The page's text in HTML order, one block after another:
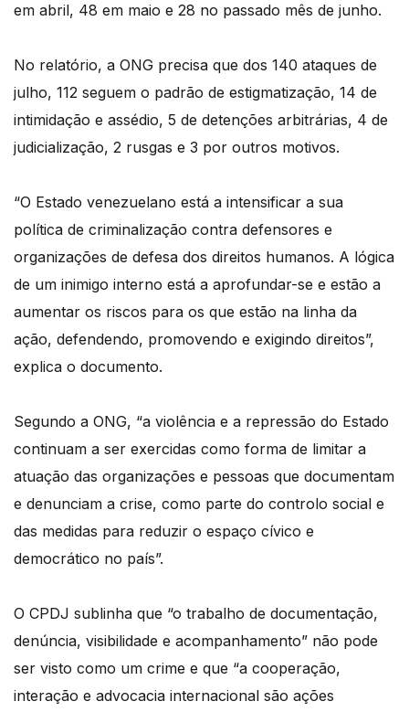
em abril, 48 em maio e 28 no passado mês de junho.
No relatório, a ONG precisa que dos 140 ataques de
julho, 112 seguem o padrão de estigmatização, 14 de
intimidação e assédio, 5 de detenções arbitrárias, 4 de
judicialização, 2 rusgas e 3 por outros motivos.
“O Estado venezuelano está a intensificar a sua
política de criminalização contra defensores e
organizações de defesa dos direitos humanos. A lógica
de um inimigo interno está a aprofundar-se e estão a
aumentar os riscos para os que estão na linha da
ação, defendendo, promovendo e exigindo direitos”,
explica o documento.
Segundo a ONG, “a violência e a repressão do Estado
continuam a ser exercidas como forma de limitar a
atuação das organizações e pessoas que documentam
e denunciam a crise, como parte do controlo social e
das medidas para reduzir o espaço cívico e
democrático no país”.
O CPDJ sublinha que “o trabalho de documentação,
denúncia, visibilidade e acompanhamento” não pode
ser visto como um crime e que “a cooperação,
interação e advocacia internacional são ações